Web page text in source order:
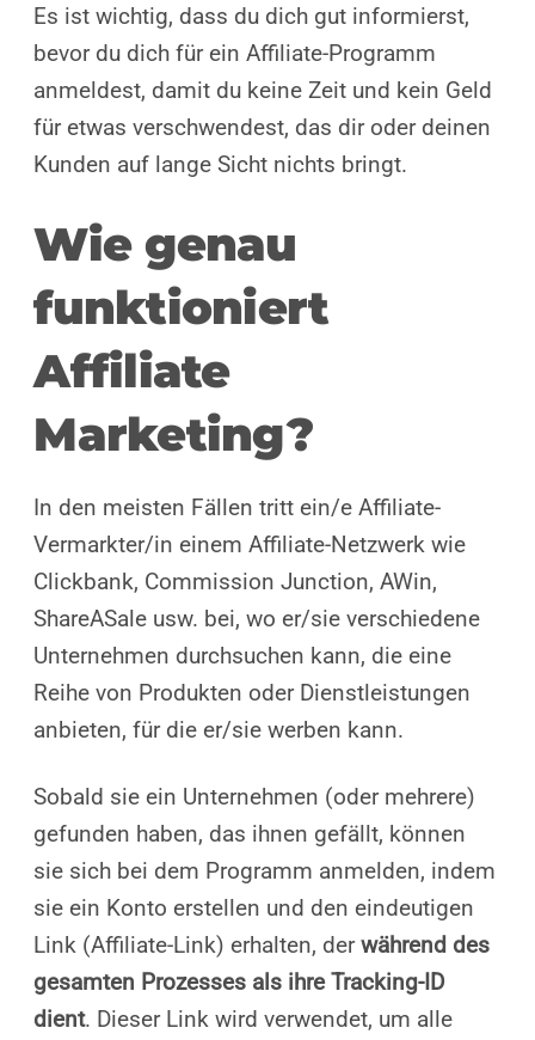
Es ist wichtig, dass du dich gut informierst,
bevor du dich für ein Affiliate-Programm
anmeldest, damit du keine Zeit und kein Geld
für etwas verschwendest, das dir oder deinen
Kunden auf lange Sicht nichts bringt.
Wie genau
funktioniert
Affiliate
Marketing?
In den meisten Fällen tritt ein/e Affiliate-
Vermarkter/in einem Affiliate-Netzwerk wie
Clickbank, Commission Junction, AWin,
ShareASale usw. bei, wo er/sie verschiedene
Unternehmen durchsuchen kann, die eine
Reihe von Produkten oder Dienstleistungen
anbieten, für die er/sie werben kann.
Sobald sie ein Unternehmen (oder mehrere)
gefunden haben, das ihnen gefällt, können
sie sich bei dem Programm anmelden, indem
sie ein Konto erstellen und den eindeutigen
Link (Affiliate-Link) erhalten, derwährend des
gesamten Prozesses als ihre Tracking-ID
dient. Dieser Link wird verwendet, um alle